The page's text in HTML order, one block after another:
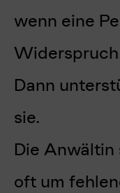
wenn eine
Dann
sie.
Die Anwältin
oft um